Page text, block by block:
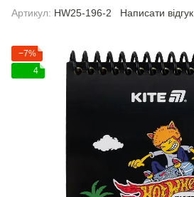
Артикул: HW25-196-2 Написати відгук
−7%
4